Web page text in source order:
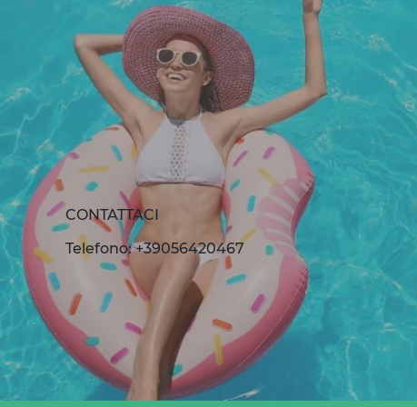
CONTATTACI
Telefono: +39056420467